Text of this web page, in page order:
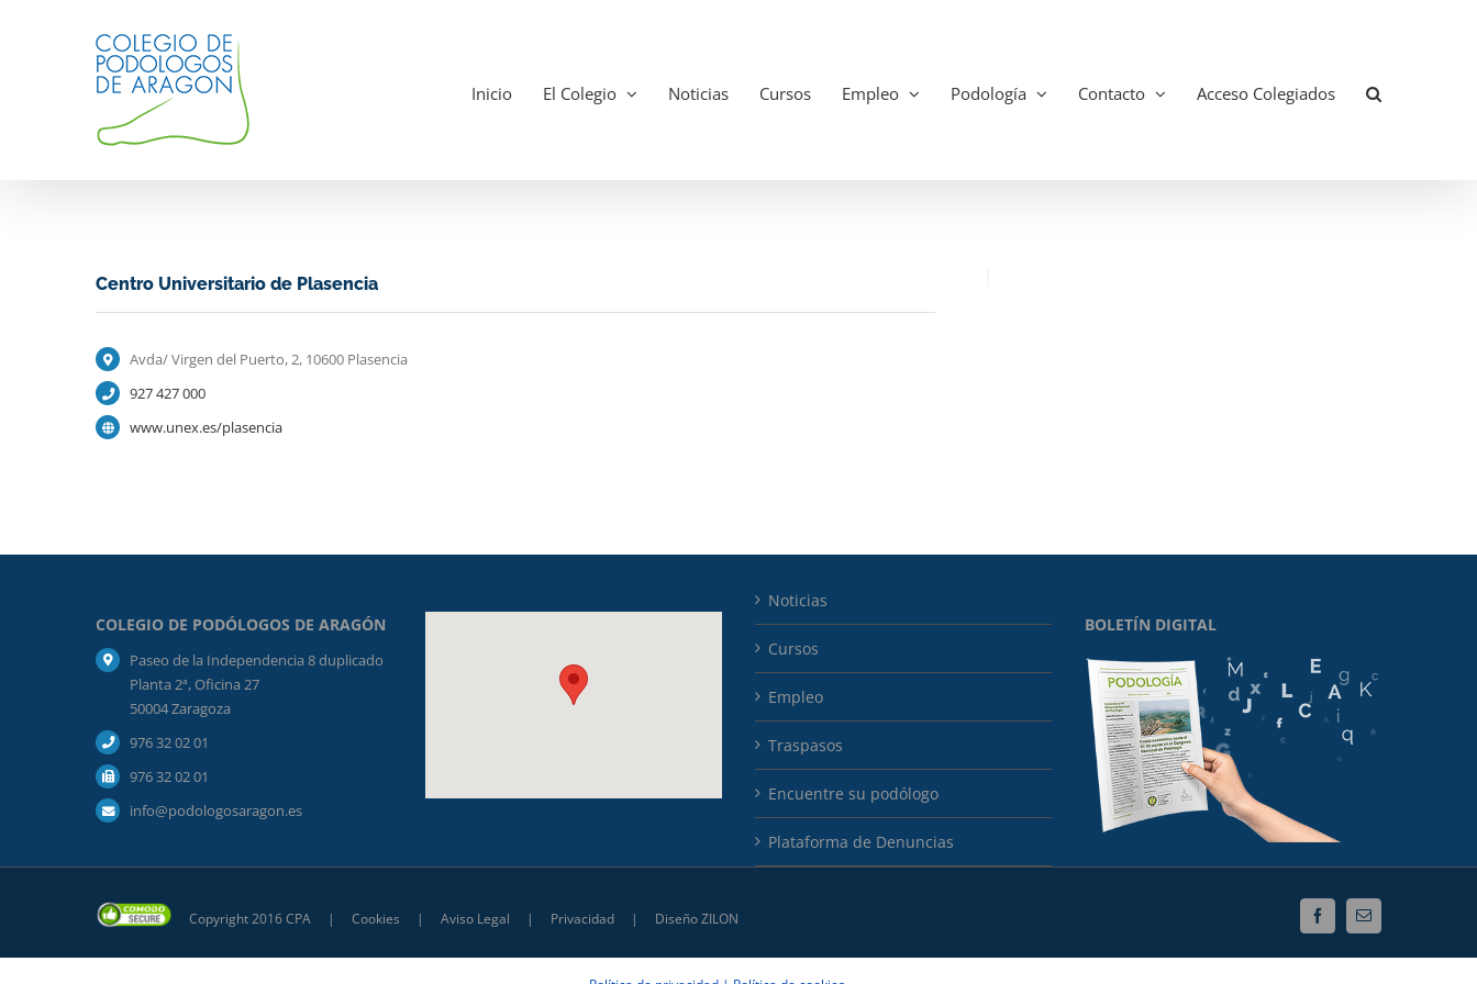
Inicio El Colegio Noticias Cursos Empleo Podología Contacto Acceso Colegiados
Centro Universitario de Plasencia
Avda/ Virgen del Puerto, 2, 10600 Plasencia
927 427 000
www.unex.es/plasencia
COLEGIO DE PODÓLOGOS DE ARAGÓN
Paseo de la Independencia 8 duplicado
Planta 2ª, Oficina 27
50004 Zaragoza
976 32 02 01
976 32 02 01
info@podologosaragon.es
Noticias
Cursos
Empleo
Traspasos
Encuentre su podólogo
Plataforma de Denuncias
BOLETÍN DIGITAL
Copyright 2016 CPA |Cookies |Aviso Legal | Privacidad | Diseño ZILON FacebookCorreo
electrónico